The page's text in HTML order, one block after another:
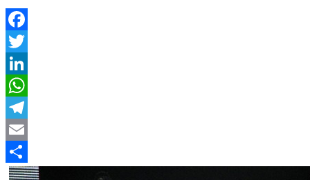
Facebook
Twitter
LinkedIn
WhatsApp
Telegram
Email
Compartir